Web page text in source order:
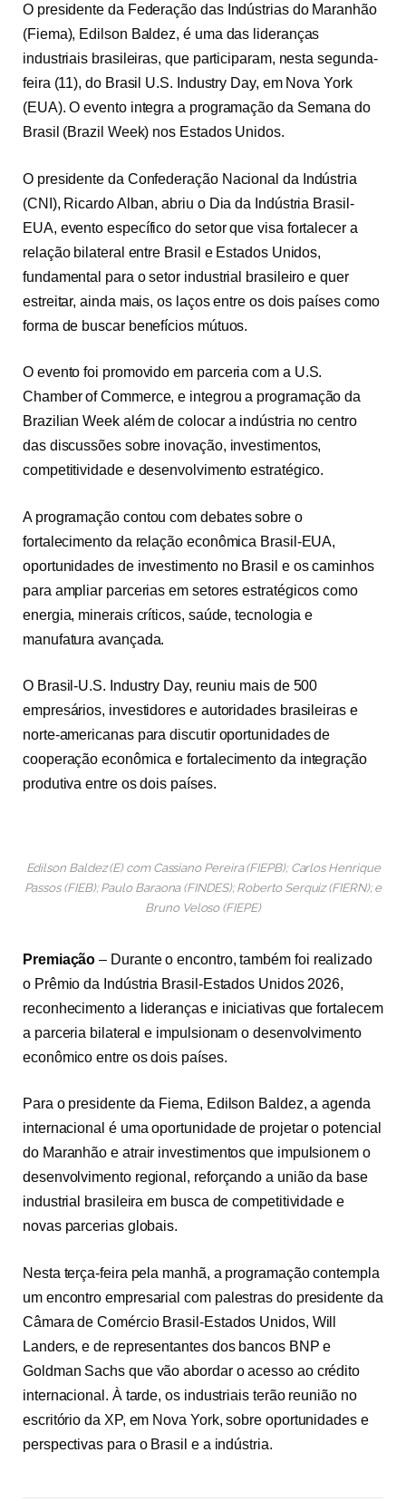
O presidente da Federação das Indústrias do Maranhão
(Fiema), Edilson Baldez, é uma das lideranças
industriais brasileiras, que participaram, nesta segunda-
feira (11), do Brasil U.S. Industry Day, em Nova York
(EUA). O evento integra a programação da Semana do
Brasil (Brazil Week) nos Estados Unidos.
O presidente da Confederação Nacional da Indústria
(CNI), Ricardo Alban, abriu o Dia da Indústria Brasil-
EUA, evento específico do setor que visa fortalecer a
relação bilateral entre Brasil e Estados Unidos,
fundamental para o setor industrial brasileiro e quer
estreitar, ainda mais, os laços entre os dois países como
forma de buscar benefícios mútuos.
O evento foi promovido em parceria com a U.S.
Chamber of Commerce, e integrou a programação da
Brazilian Week além de colocar a indústria no centro
das discussões sobre inovação, investimentos,
competitividade e desenvolvimento estratégico.
A programação contou com debates sobre o
fortalecimento da relação econômica Brasil-EUA,
oportunidades de investimento no Brasil e os caminhos
para ampliar parcerias em setores estratégicos como
energia, minerais críticos, saúde, tecnologia e
manufatura avançada.
O Brasil-U.S. Industry Day, reuniu mais de 500
empresários, investidores e autoridades brasileiras e
norte-americanas para discutir oportunidades de
cooperação econômica e fortalecimento da integração
produtiva entre os dois países.
Edilson Baldez (E) com Cassiano Pereira (FIEPB); Carlos Henrique
Passos (FIEB); Paulo Baraona (FINDES); Roberto Serquiz (FIERN); e
Bruno Veloso (FIEPE)
Premiação – Durante o encontro, também foi realizado
o Prêmio da Indústria Brasil-Estados Unidos 2026,
reconhecimento a lideranças e iniciativas que fortalecem
a parceria bilateral e impulsionam o desenvolvimento
econômico entre os dois países.
Para o presidente da Fiema, Edilson Baldez, a agenda
internacional é uma oportunidade de projetar o potencial
do Maranhão e atrair investimentos que impulsionem o
desenvolvimento regional, reforçando a união da base
industrial brasileira em busca de competitividade e
novas parcerias globais.
Nesta terça-feira pela manhã, a programação contempla
um encontro empresarial com palestras do presidente da
Câmara de Comércio Brasil-Estados Unidos, Will
Landers, e de representantes dos bancos BNP e
Goldman Sachs que vão abordar o acesso ao crédito
internacional. À tarde, os industriais terão reunião no
escritório da XP, em Nova York, sobre oportunidades e
perspectivas para o Brasil e a indústria.